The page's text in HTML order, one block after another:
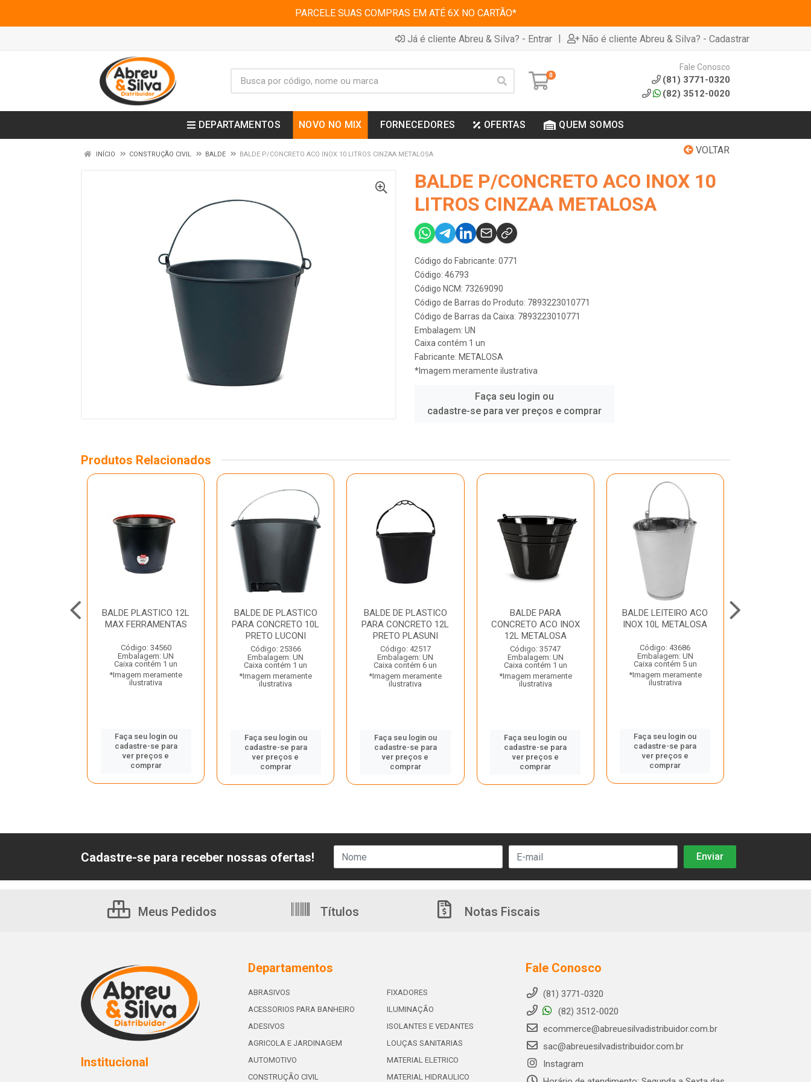
PARCELE SUAS COMPRAS EM ATÉ 6X NO CARTÃO*
Já é cliente Abreu & Silva? - Entrar | Não é cliente Abreu & Silva? - Cadastrar
0
Fale Conosco
(81) 3771-0320
(82) 3512-0020
DEPARTAMENTOS NOVO NO MIX FORNECEDORES OFERTAS QUEM SOMOS
VOLTAR
INÍCIO CONSTRUÇÃO CIVIL BALDE BALDE P/CONCRETO ACO INOX 10 LITROS CINZAA METALOSA
BALDE P/CONCRETO ACO INOX 10
LITROS CINZAA METALOSA
Código do Fabricante: 0771
Código: 46793
Código NCM: 73269090
Código de Barras do Produto: 7893223010771
Código de Barras da Caixa: 7893223010771
Embalagem: UN
Caixa contém 1 un
Fabricante: METALOSA
*Imagem meramente ilustrativa
Faça seu login ou
cadastre-se para ver preços e comprar
Produtos Relacionados
BALDE PLASTICO 12L
MAX FERRAMENTAS
Código: 34560
Embalagem: UN
Caixa contém 1 un
*Imagem meramente
ilustrativa
Faça seu login ou
cadastre-se para
ver preços e
comprar
BALDE DE PLASTICO
PARA CONCRETO 10L
PRETO LUCONI
Código: 25366
Embalagem: UN
Caixa contém 1 un
*Imagem meramente
ilustrativa
Faça seu login ou
cadastre-se para
ver preços e
comprar
BALDE DE PLASTICO
PARA CONCRETO 12L
PRETO PLASUNI
Código: 42517
Embalagem: UN
Caixa contém 6 un
*Imagem meramente
ilustrativa
Faça seu login ou
cadastre-se para
ver preços e
comprar
BALDE PARA
CONCRETO ACO INOX
12L METALOSA
Código: 35747
Embalagem: UN
Caixa contém 1 un
*Imagem meramente
ilustrativa
Faça seu login ou
cadastre-se para
ver preços e
comprar
BALDE LEITEIRO ACO
INOX 10L METALOSA
Código: 43686
Embalagem: UN
Caixa contém 5 un
*Imagem meramente
ilustrativa
Faça seu login ou
cadastre-se para
ver preços e
comprar
Cadastre-se para receber nossas ofertas!
Meus Pedidos Títulos Notas Fiscais
Institucional
Departamentos
ABRASIVOS
ACESSORIOS PARA BANHEIRO
ADESIVOS
AGRICOLA E JARDINAGEM
AUTOMOTIVO
CONSTRUÇÃO CIVIL
FIXADORES
ILUMINAÇÃO
ISOLANTES E VEDANTES
LOUÇAS SANITARIAS
MATERIAL ELETRICO
MATERIAL HIDRAULICO
Fale Conosco
(81) 3771-0320
(82) 3512-0020
ecommerce@abreuesilvadistribuidor.com.br
sac@abreuesilvadistribuidor.com.br
Instagram